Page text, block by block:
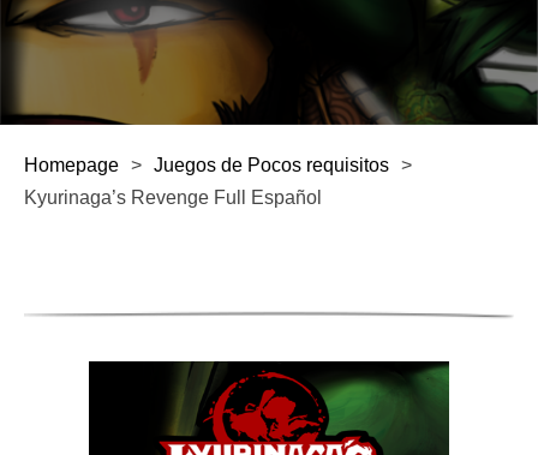
Homepage > Juegos de Pocos requisitos >
Kyurinaga’s Revenge Full Español